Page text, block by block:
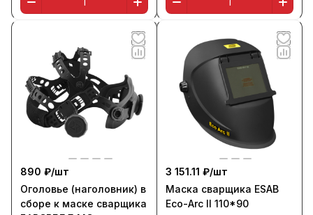
890 ₽/шт
Оголовье (наголовник) в
сборе к маске сварщика
3 151.11 ₽/шт
Маска сварщика ESAB
Eco-Arc II 110*90